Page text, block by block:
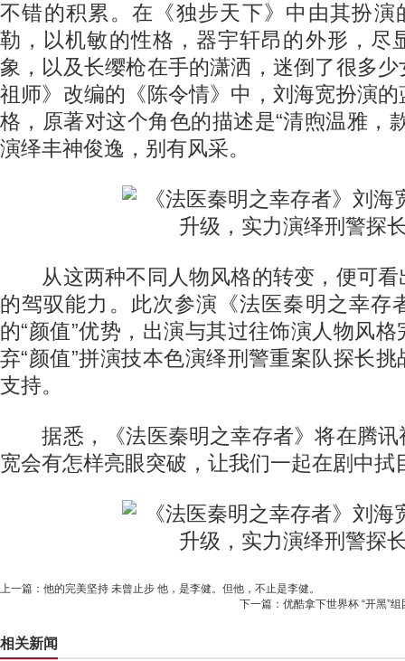
不错的积累。在《独步天下》中由其扮演
勒，以机敏的性格，器宇轩昂的外形，尽
象，以及长缨枪在手的潇洒，迷倒了很多
祖师》改编的《陈令情》中，刘海宽扮演
格，原著对这个角色的描述是“清煦温雅，
演绎丰神俊逸，别有风采。
从这两种不同人物风格的转变，便可看
的驾驭能力。此次参演《法医秦明之幸存
的“颜值”优势，出演与其过往饰演人物风
弃“颜值”拼演技本色演绎刑警重案队探长
支持。
据悉，《法医秦明之幸存者》将在腾讯
宽会有怎样亮眼突破，让我们一起在剧中拭
上一篇： 他的完美坚持 未曾止步 他，是李健。但他，不止是李健。
下一篇： 优酷拿下世界杯 “开黑”
相关新闻